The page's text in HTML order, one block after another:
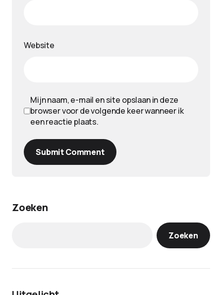
Website
Mijn naam, e-mail en site opslaan in deze
browser voor de volgende keer wanneer ik
een reactie plaats.
Submit Comment
Zoeken
Zoeken